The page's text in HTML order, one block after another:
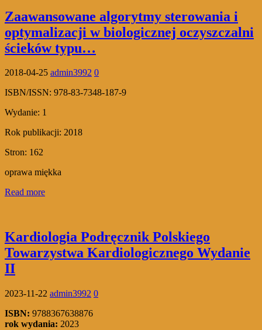
Zaawansowane algorytmy sterowania i
optymalizacji w biologicznej oczyszczalni
ścieków typu…
2018-04-25 admin3992 0
ISBN/ISSN: 978-83-7348-187-9
Wydanie: 1
Rok publikacji: 2018
Stron: 162
oprawa miękka
Read more
Kardiologia Podręcznik Polskiego
Towarzystwa Kardiologicznego Wydanie
II
2023-11-22 admin3992 0
ISBN: 9788367638876
rok wydania: 2023